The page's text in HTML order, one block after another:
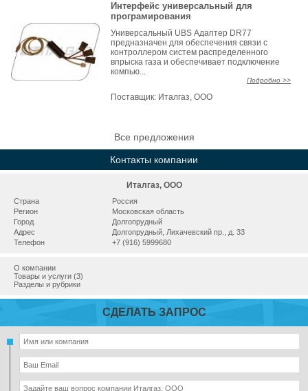
Интерфейс универсальный для
програмирования
Универсальный UBS Адаптер DR77
предназначен для обеспечения связи с
контроллером систем распределенного
впрыска газа и обеспечивает подключение
компью...
Подробно >>
Поставщик: Италгаз, ООО
Все предложения
Контакты компании
Италгаз, ООО
Страна
Россия
Регион
Московская область
Город
Долгопрудный
Адрес
Долгопрудный, Лихачевский пр., д. 33
Телефон
+7 (916) 5999680
О компании
Товары и услуги (3)
Разделы и рубрики
СДЕЛАТЬ ЗАПРОС